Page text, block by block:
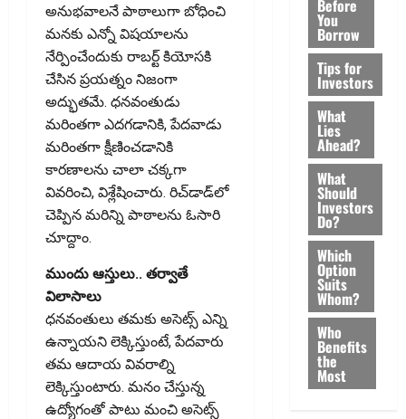
అనుభ‌వాల‌నే పాఠాలుగా బోధించి
మ‌న‌కు ఎన్నో విష‌యాల‌ను
నేర్పించేందుకు రాబ‌ర్ట్ కియోస‌కి
చేసిన ప్ర‌య‌త్నం నిజంగా
అద్భుత‌మే. ధ‌న‌వంతుడు
మ‌రింతగా ఎద‌గ‌డానికి, పేద‌వాడు
మ‌రింత‌గా క్షీణించ‌డానికి
కార‌ణాల‌ను చాలా చ‌క్క‌గా
వివ‌రించి, విశ్లేషించారు. రిచ్‌డాడ్‌లో
చెప్పిన మ‌రిన్ని పాఠాల‌ను ఓసారి
చూద్దాం.
ముందు ఆస్తులు.. త‌ర్వాతే
విలాసాలు
ధనవంతులు తమకు అసెట్స్ ఎన్ని
ఉన్నాయని లెక్కిస్తుంటే, పేదవారు
తమ ఆదాయ వివరాల్ని
లెక్కిస్తుంటారు. మనం చేస్తున్న
ఉద్యోగంతో పాటు మంచి అసెట్స్
Before
You
Borrow
Tips for
Investors
What
Lies
Ahead?
What
Should
Investors
Do?
Which
Option
Suits
Whom?
Who
Benefits
the
Most